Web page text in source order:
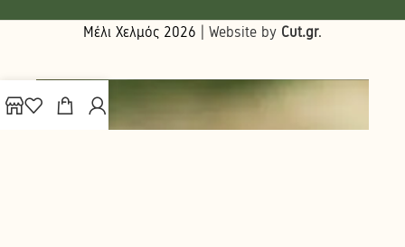
Μέλι Χελμός 2026 | Website by Cut.gr.